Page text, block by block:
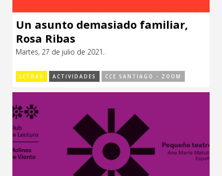
Un asunto demasiado familiar,
Rosa Ribas
Martes, 27 de julio de 2021.
LETRAS ACTIVIDADES CCE SANTIAGO - ZOOM